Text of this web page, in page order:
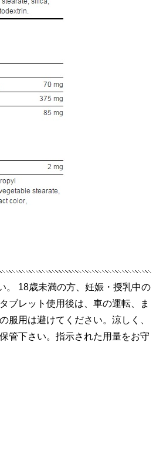
。 18歳未満の方、妊娠・授乳中の
ブレット使用後は、車の運転、ま
服用は避けてください。涼しく、
管下さい。指示された用量をお守